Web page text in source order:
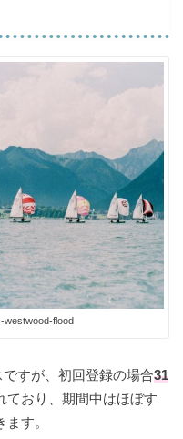
westwood-flood
すが、初回登録の場合31
ており、期間中はほぼす
す。